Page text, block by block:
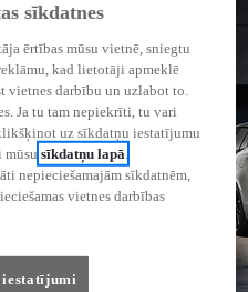
sīkdatnes
ērtības mūsu vietnē, sniegtu
kad lietotāji apmeklē
vietnes darbību un uzlabot to.
Ja tu tam nepiekrīti, tu vari
uz sīkdatņu iestatījumu
mūsusīkdatņu lapā.
nepieciešamajām sīkdatnēm,
vietnes darbības
iestatījumi